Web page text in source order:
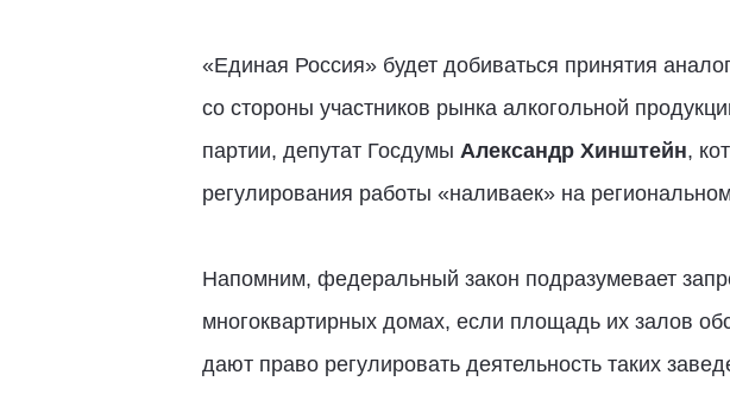
«Единая Россия» будет добиваться принятия
со стороны участников рынка алкогольной
партии, депутат Госдумы Александр Хинштейн,
регулирования работы «наливаек» на
Напомним, федеральный закон подразумевает
многоквартирных домах, если площадь их залов
дают право регулировать деятельность таких